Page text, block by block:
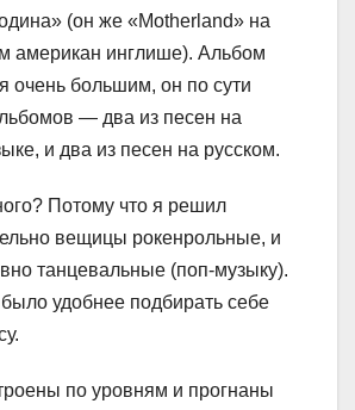
(он же «Motherland» на
американ инглише). Альбом
очень большим, он по сути
— два из песен на
и два из песен на русском.
Потому что я решил
вещицы рокенрольные, и
танцевальные (поп-музыку).
удобнее подбирать себе
по уровням и прогнаны